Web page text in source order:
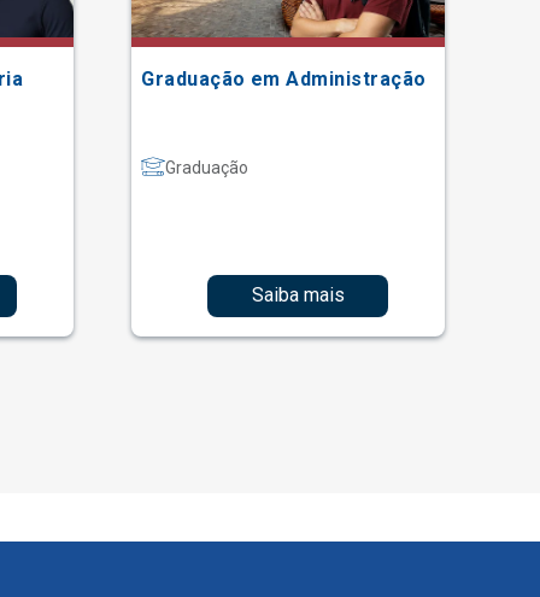
Graduação em Administração
Graduação
Saiba mais